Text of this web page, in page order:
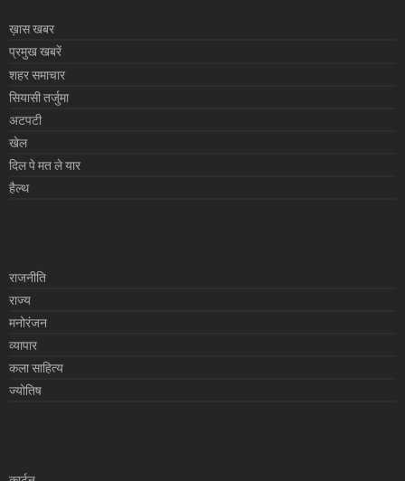
ख़ास खबर
प्रमुख खबरें
शहर समाचार
सियासी तर्जुमा
अटपटी
खेल
दिल पे मत ले यार
हैल्थ
राजनीति
राज्य
मनोरंजन
व्यापार
कला साहित्य
ज्योतिष